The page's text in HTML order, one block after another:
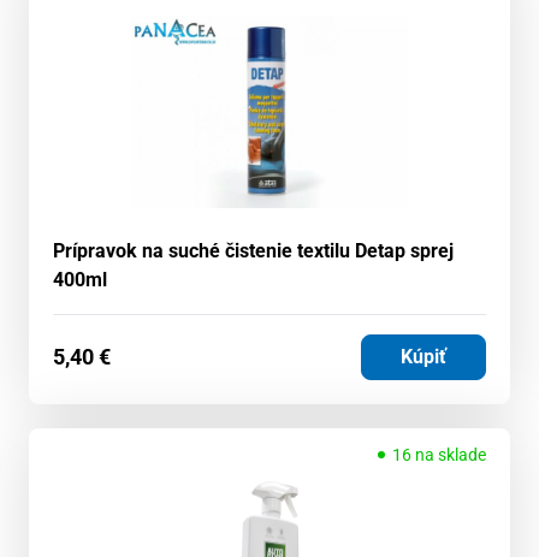
Prípravok na suché čistenie textilu Detap sprej
400ml
5,40€ Kúpiť
16 na sklade